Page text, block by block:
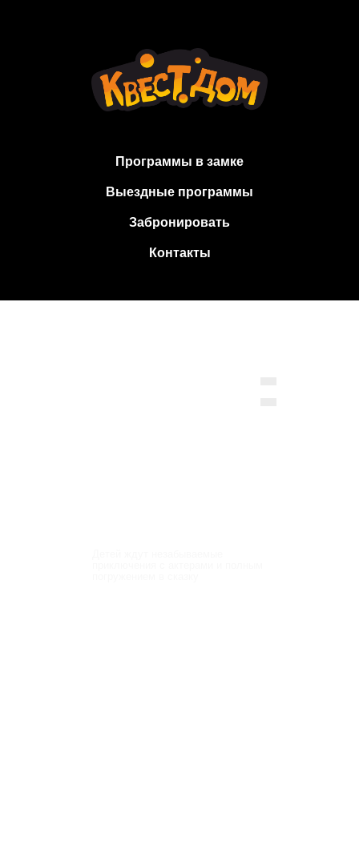
Программы в замке
Выездные программы
Забронировать
Контакты